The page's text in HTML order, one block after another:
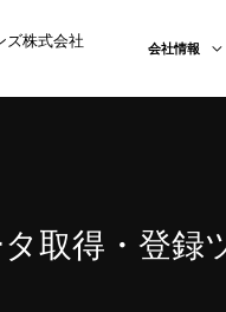
ズ株式会社 会社情報
取得・登録